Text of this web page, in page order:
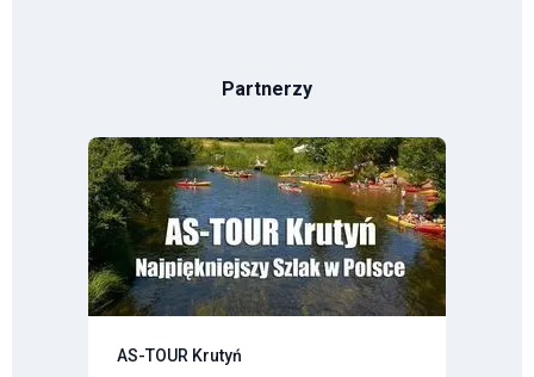
Partnerzy
AS-TOUR Krutyń